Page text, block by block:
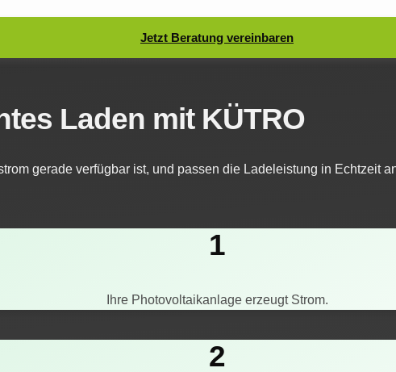
Jetzt Beratung vereinbaren
Laden mit KÜTRO
gerade verfügbar ist, und passen die Ladeleistung in Echtzeit
1
Ihre Photovoltaikanlage erzeugt Strom.
2